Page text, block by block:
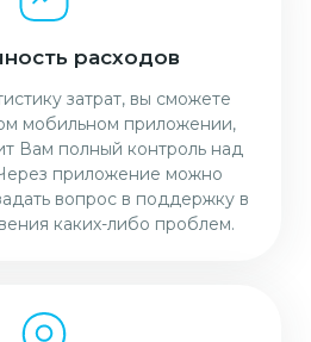
расходов
затрат, вы сможете
мобильном приложении,
Вам полный контроль над
приложение можно
вопрос в поддержку в
каких-либо проблем.